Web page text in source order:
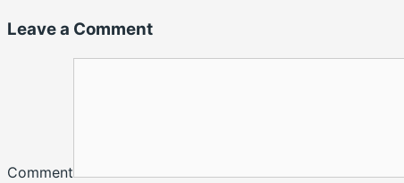
Leave a Comment
Comment